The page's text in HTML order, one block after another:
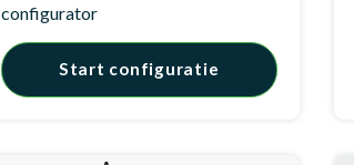
configurator
Start configuratie